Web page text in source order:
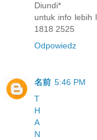
Diundi*
untuk info lebih
1818 2525
Odpowiedz
名前 5:46 PM
T
H
A
N